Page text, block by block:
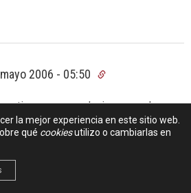
2006 - 05:50
tienen que evolucionar son los
de enseñanza.
considerar en clase debieran
a laptop alumno, es decir
la mejor experiencia en este sitio web.
qué cookiesutilizo o cambiarlas en